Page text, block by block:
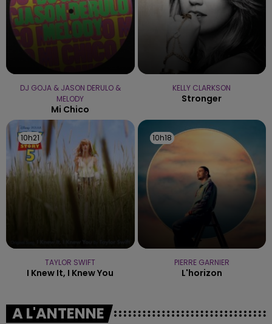
DJ GOJA & JASON DERULO &
MELODY
Mi Chico
KELLY CLARKSON
Stronger
10h21
10h21
TAYLOR SWIFT
I Knew It, I Knew You
10h18
10h18
PIERRE GARNIER
L'horizon
A L'ANTENNE